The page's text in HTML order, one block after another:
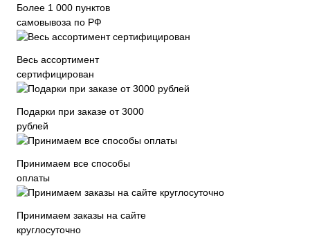
Более 1 000 пунктов
самовывоза по РФ
Весь ассортимент
сертифицирован
Подарки при заказе от 3000
рублей
Принимаем все способы
оплаты
Принимаем заказы на сайте
круглосуточно